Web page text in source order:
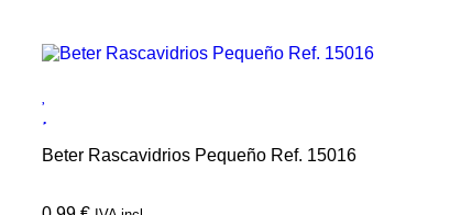
Beter Rascavidrios Pequeño Ref. 15016